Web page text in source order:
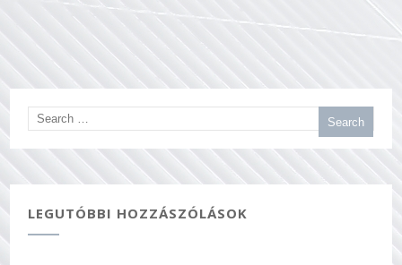
navigáció
LEGUTÓBBI HOZZÁSZÓLÁSOK